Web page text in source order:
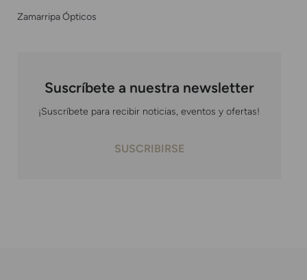
Zamarripa Ópticos
Suscríbete a nuestra newsletter
¡Suscríbete para recibir noticias, eventos y ofertas!
SUSCRIBIRSE